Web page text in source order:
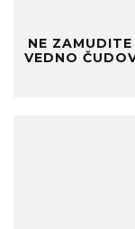
NE ZAMUDITE
VEDNO